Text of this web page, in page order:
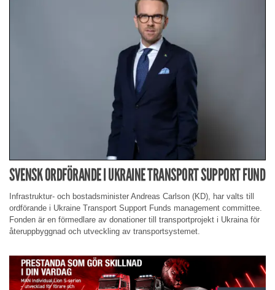
SVENSK ORDFÖRANDE I UKRAINE TRANSPORT SUPPORT FUND
Infrastruktur- och bostadsminister Andreas Carlson (KD), har valts till
ordförande i Ukraine Transport Support Funds management committee.
Fonden är en förmedlare av donationer till transportprojekt i Ukraina för
återuppbyggnad och utveckling av transportsystemet.